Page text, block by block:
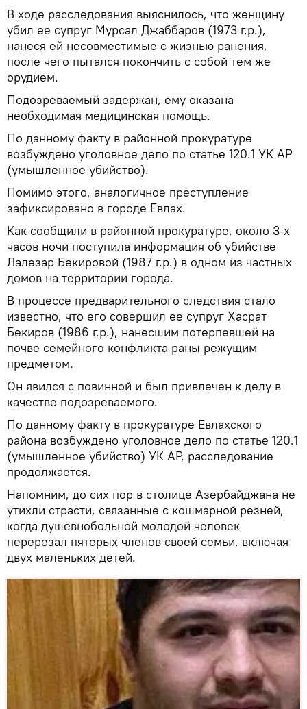
В ходе расследования выяснилось, что женщину
убил ее супруг Мурсал Джаббаров (1973 г.р.),
нанеся ей несовместимые с жизнью ранения,
после чего пытался покончить с собой тем же
орудием.
Подозреваемый задержан, ему оказана
необходимая медицинская помощь.
По данному факту в районной прокуратуре
возбуждено уголовное дело по статье 120.1 УК АР
(умышленное убийство).
Помимо этого, аналогичное преступление
зафиксировано в городе Евлах.
Как сообщили в районной прокуратуре, около 3-х
часов ночи поступила информация об убийстве
Лалезар Бекировой (1987 г.р.) в одном из частных
домов на территории города.
В процессе предварительного следствия стало
известно, что его совершил ее супруг Хасрат
Бекиров (1986 г.р.), нанесшим потерпевшей на
почве семейного конфликта раны режущим
предметом.
Он явился с повинной и был привлечен к делу в
качестве подозреваемого.
По данному факту в прокуратуре Евлахского
района возбуждено уголовное дело по статье 120.1
(умышленное убийство) УК АР, расследование
продолжается.
Напомним, до сих пор в столице Азербайджана не
утихли страсти, связанные с кошмарной резней,
когда душевнобольной молодой человек
перерезал пятерых членов своей семьи, включая
двух маленьких детей.